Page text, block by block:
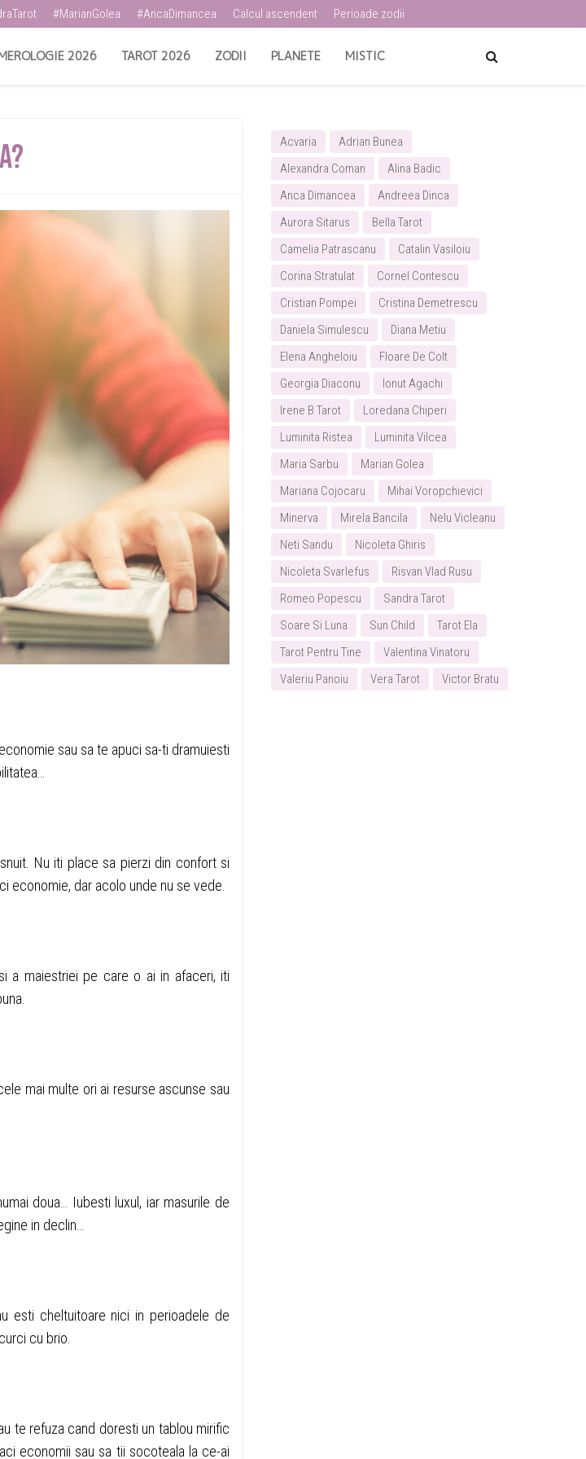
#MarianGolea #AncaDimancea Calcul ascendent Perioade zodii
2026 TAROT 2026 ZODII PLANETE MISTIC
sau sa te apuci sa-ti dramuiesti
Nu iti place sa pierzi din confort si
economie, dar acolo unde nu se vede.
a maiestriei pe care o ai in afaceri, iti
mai multe ori ai resurse ascunse sau
doua… Iubesti luxul, iar masurile de
in declin…
esti cheltuitoare nici in perioadele de
cu brio.
te refuza cand doresti un tablou mirific
economii sau sa tii socoteala la ce-ai
Acvaria
Adrian Bunea
Alexandra Coman
Alina Badic
Anca Dimancea
Andreea Dinca
Aurora Sitarus
Bella Tarot
Camelia Patrascanu
Catalin Vasiloiu
Corina Stratulat
Cornel Contescu
Cristian Pompei
Cristina Demetrescu
Daniela Simulescu
Diana Metiu
Elena Angheloiu
Floare De Colt
Georgia Diaconu
Ionut Agachi
Irene B Tarot
Loredana Chiperi
Luminita Ristea
Luminita Vilcea
Maria Sarbu
Marian Golea
Mariana Cojocaru
Mihai Voropchievici
Minerva
Mirela Bancila
Nelu Vicleanu
Neti Sandu
Nicoleta Ghiris
Nicoleta Svarlefus
Risvan Vlad Rusu
Romeo Popescu
Sandra Tarot
Soare Si Luna
Sun Child
Tarot Ela
Tarot Pentru Tine
Valentina Vinatoru
Valeriu Panoiu
Vera Tarot Victor Bratu